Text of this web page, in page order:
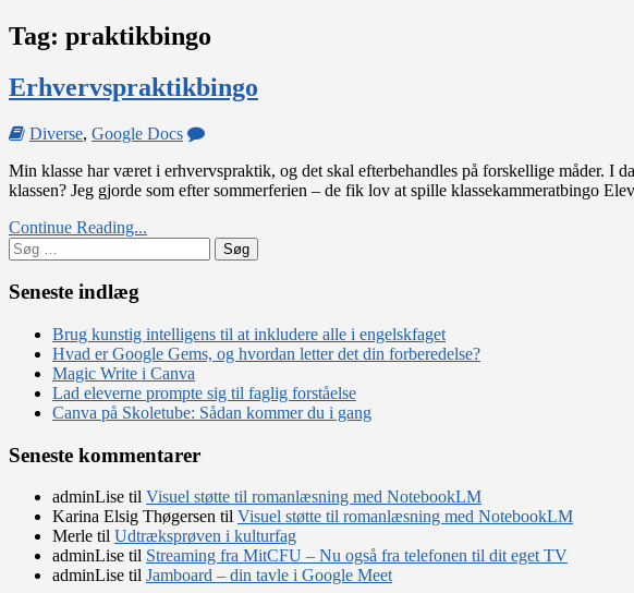
Tag: praktikbingo
Erhvervspraktikbingo
Diverse, Google Docs
on
Min klasse har været i erhvervspraktik, og det skal efterbehandles på forskellige måder. I
klassen? Jeg gjorde som efter sommerferien – de fik lov at spille klassekammeratbingo
Continue Reading...
Søg
efter:
Seneste indlæg
Brug kunstig intelligens til at inkludere alle i engelskfaget
Hvad er Google Gems, og hvordan letter det din forberedelse?
Magic Write i Canva
Lad eleverne prompte sig til faglig forståelse
Canva på Skoletube: Sådan kommer du i gang
Seneste kommentarer
adminLise til Visuel støtte til romanlæsning med NotebookLM
Karina Elsig Thøgersen til Visuel støtte til romanlæsning med NotebookLM
Merle til Udtræksprøven i kulturfag
adminLise til Streaming fra MitCFU – Nu også fra telefonen til dit eget TV
adminLise til Jamboard – din tavle i Google Meet